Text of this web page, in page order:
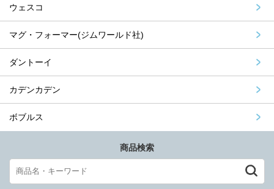
ウェスコ
マグ・フォーマー(ジムワールド社)
ダントーイ
カデンカデン
ボブルス
商品検索